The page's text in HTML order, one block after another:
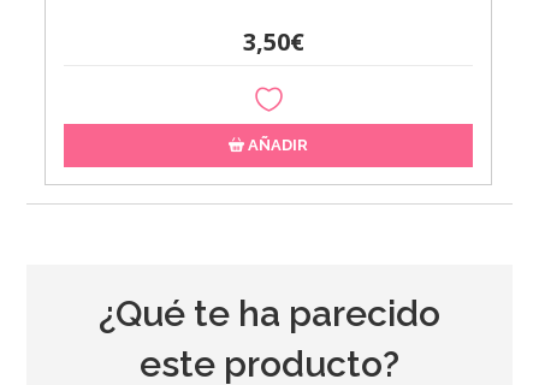
3,50€
AÑADIR
¿Qué te ha parecido
este producto?